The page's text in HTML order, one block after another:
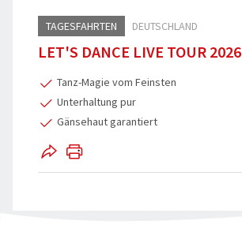
Reisegutschein
Gruppenermäßigung
Optionale Leistungen bei der
Busanmietung
Reiseschutz Versicherung
Fahrzeuge
Qualität für Ihre Sicherheit
Imagevideos
TAGESFAHRTEN DEUTSCHLAND
LET'S DANCE LIVE TOUR 2026
Tanz-Magie vom Feinsten
Unterhaltung pur
Gänsehaut garantiert